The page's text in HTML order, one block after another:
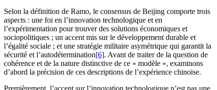
Selon la définition de Ramo, le consensus de Beijing comporte trois
aspects : une foi en l’innovation technologique et en
l’expérimentation pour trouver des solutions économiques et
sociopolitiques ; un accent mis sur le développement durable et
l’égalité sociale ; et une stratégie militaire asymétrique qui garantit la
sécurité et l’autodétermination[6]. Avant de traiter de la question de
cohérence et de la nature distinctive de ce « modèle », examinons
d’abord la précision de ces descriptions de l’expérience chinoise.